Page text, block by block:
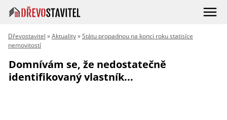
Dřevostavitel »Aktuality»Státu propadnou na konci roku statisíce
nemovitostí
Domnívám se, že nedostatečně
identifikovaný vlastník...